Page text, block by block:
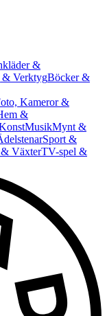
&
VerktygBöcker &
Kameror &
&
MusikMynt &
Sport &
VäxterTV-spel &